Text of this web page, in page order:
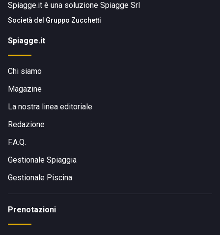
Spiagge.it è una soluzione Spiagge Srl
Società del Gruppo Zucchetti
Spiagge.it
Chi siamo
Magazine
La nostra linea editoriale
Redazione
F.A.Q.
Gestionale Spiaggia
Gestionale Piscina
Prenotazioni